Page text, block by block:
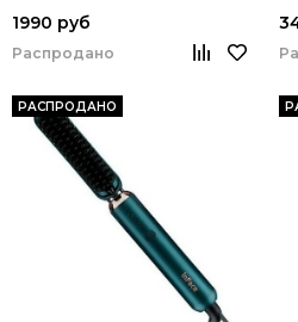
1990 руб
Распродано
РАСПРОДАНО